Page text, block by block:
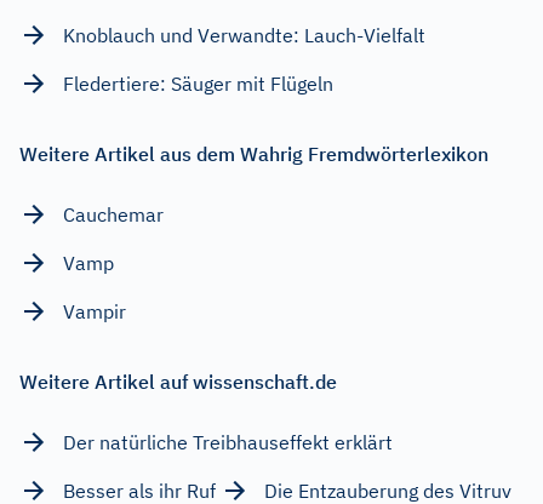
Knoblauch und Verwandte: Lauch-Vielfalt
Fledertiere: Säuger mit Flügeln
Weitere Artikel aus dem Wahrig Fremdwörterlexikon
Cauchemar
Vamp
Vampir
Weitere Artikel auf wissenschaft.de
Der natürliche Treibhauseffekt erklärt
Besser als ihr Ruf
Die Entzauberung des Vitruv